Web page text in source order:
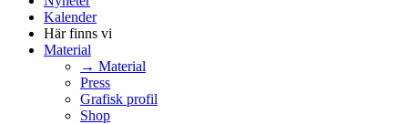
Kalender
Här finns vi
Material
→ Material
Press
Grafisk profil
Shop